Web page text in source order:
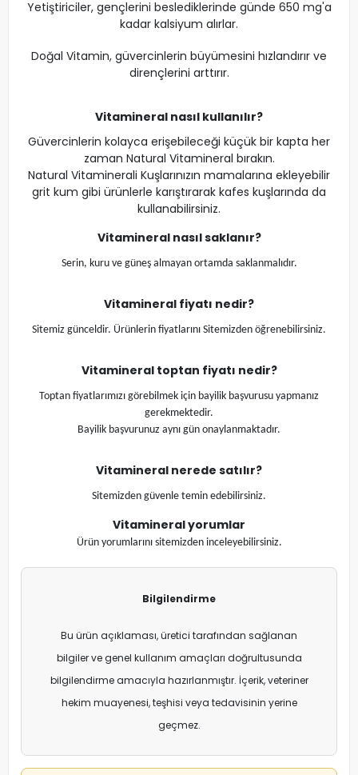
Yetiştiriciler, gençlerini beslediklerinde günde 650 mg'a
kadar kalsiyum alırlar.
Doğal Vitamin, güvercinlerin büyümesini hızlandırır ve
dirençlerini arttırır.
Vitamineral nasıl kullanılır?
Güvercinlerin kolayca erişebileceği küçük bir kapta her
zaman Natural Vitamineral bırakın.
Natural Vitaminerali Kuşlarınızın mamalarına ekleyebilir
grit kum gibi ürünlerle karıştırarak kafes kuşlarında da
kullanabilirsiniz.
Vitamineralnasıl saklanır?
Serin, kuru ve güneş almayan ortamda saklanmalıdır.
Vitamineral fiyatı nedir?
Sitemiz günceldir. Ürünlerin fiyatlarını Sitemizden öğrenebilirsiniz.
Vitamineraltoptan fiyatı nedir?
Toptan fiyatlarımızı görebilmek için bayilik başvurusu yapmanız
gerekmektedir.
Bayilik başvurunuz aynı gün onaylanmaktadır.
Vitamineral nerede satılır?
Sitemizden güvenle temin edebilirsiniz.
Vitamineralyorumlar
Ürün yorumlarını sitemizden inceleyebilirsiniz.
Bilgilendirme
Bu ürün açıklaması, üretici tarafından sağlanan
bilgiler ve genel kullanım amaçları doğrultusunda
bilgilendirme amacıyla hazırlanmıştır. İçerik, veteriner
hekim muayenesi, teşhisi veya tedavisinin yerine
geçmez.